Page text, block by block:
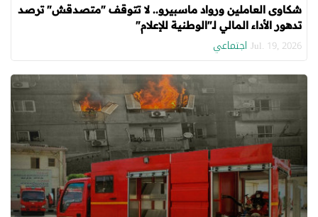
شكاوى العاملين ورواد ماسبيرو.. لا تتوقف "متصدقش" ترصد
تدهور الأداء المالي لـ"الوطنية للإعلام"
Jul. 19, 2026 اجتماعي